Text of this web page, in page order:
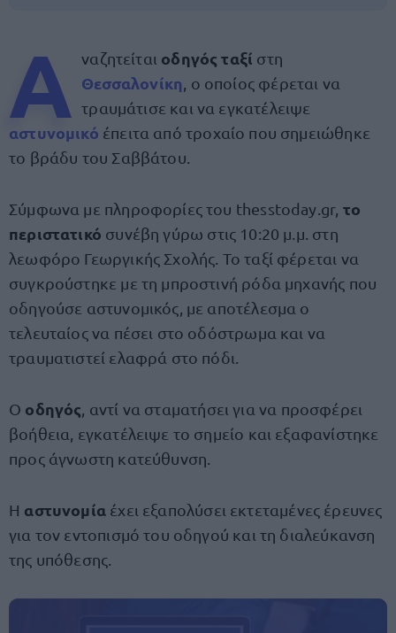
Α ναζητείται οδηγός ταξί στη
Θεσσαλονίκη , ο οποίος φέρεται να
τραυμάτισε και να εγκατέλειψε
αστυνομικό έπειτα από τροχαίο που σημειώθηκε
το βράδυ του Σαββάτου.
Σύμφωνα με πληροφορίες του thesstoday.gr, το
περιστατικό συνέβη γύρω στις 10:20 μ.μ. στη
λεωφόρο Γεωργικής Σχολής. Το ταξί φέρεται να
συγκρούστηκε με τη μπροστινή ρόδα μηχανής που
οδηγούσε αστυνομικός, με αποτέλεσμα ο
τελευταίος να πέσει στο οδόστρωμα και να
τραυματιστεί ελαφρά στο πόδι.
Ο οδηγός , αντί να σταματήσει για να προσφέρει
βοήθεια, εγκατέλειψε το σημείο και εξαφανίστηκε
προς άγνωστη κατεύθυνση.
Η αστυνομία έχει εξαπολύσει εκτεταμένες έρευνες
για τον εντοπισμό του οδηγού και τη διαλεύκανση
της υπόθεσης.